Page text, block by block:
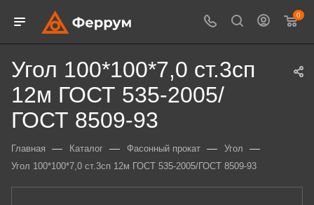
0
Угол 100*100*7,0 ст.3сп
12м ГОСТ 535-2005/
ГОСТ 8509-93
Главная — Каталог — Фасонный прокат — Угол —
Угол 100*100*7,0 ст.3сп 12м ГОСТ 535-2005/ГОСТ 8509-93